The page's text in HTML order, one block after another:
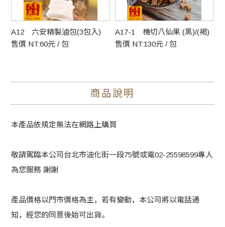
A12 六安精製滷包(3包入)
售價 NT:60元 / 包
A17-1 機切八仙果 (黑)/(褐)
售價 NT:130元 / 包
商品說明
本產品依規定無法在網路上購買
敬請駕臨本公司台北市迪化街一段75號或電02-25598599專人
為您服務 謝謝
產品價格以門市價格為主，若有變動，本公司將以電話通
知，經您的同意後始可出貨。